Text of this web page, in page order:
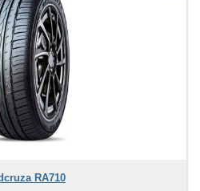
RA710